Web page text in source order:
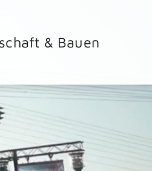
& Bauen